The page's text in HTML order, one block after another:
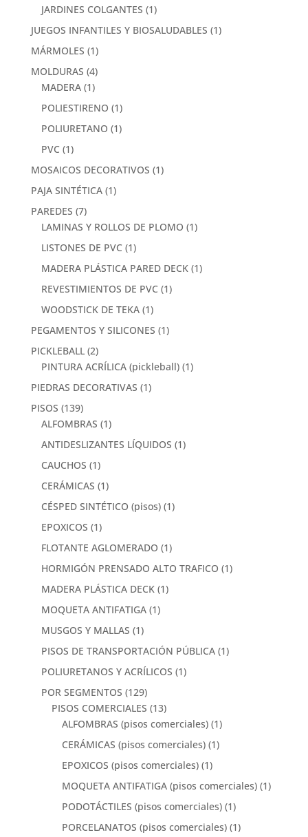
JARDINES COLGANTES (1)
JUEGOS INFANTILES Y BIOSALUDABLES (1)
MÁRMOLES (1)
MOLDURAS (4)
MADERA (1)
POLIESTIRENO (1)
POLIURETANO (1)
PVC (1)
MOSAICOS DECORATIVOS (1)
PAJA SINTÉTICA (1)
PAREDES (7)
LAMINAS Y ROLLOS DE PLOMO (1)
LISTONES DE PVC (1)
MADERA PLÁSTICA PARED DECK (1)
REVESTIMIENTOS DE PVC (1)
WOODSTICK DE TEKA (1)
PEGAMENTOS Y SILICONES (1)
PICKLEBALL (2)
PINTURA ACRÍLICA (pickleball) (1)
PIEDRAS DECORATIVAS (1)
PISOS (139)
ALFOMBRAS (1)
ANTIDESLIZANTES LÍQUIDOS (1)
CAUCHOS (1)
CERÁMICAS (1)
CÉSPED SINTÉTICO (pisos) (1)
EPOXICOS (1)
FLOTANTE AGLOMERADO (1)
HORMIGÓN PRENSADO ALTO TRAFICO (1)
MADERA PLÁSTICA DECK (1)
MOQUETA ANTIFATIGA (1)
MUSGOS Y MALLAS (1)
PISOS DE TRANSPORTACIÓN PÚBLICA (1)
POLIURETANOS Y ACRÍLICOS (1)
POR SEGMENTOS (129)
PISOS COMERCIALES (13)
ALFOMBRAS (pisos comerciales) (1)
CERÁMICAS (pisos comerciales) (1)
EPOXICOS (pisos comerciales) (1)
MOQUETA ANTIFATIGA (pisos comerciales) (1)
PODOTÁCTILES (pisos comerciales) (1)
PORCELANATOS (pisos comerciales) (1)